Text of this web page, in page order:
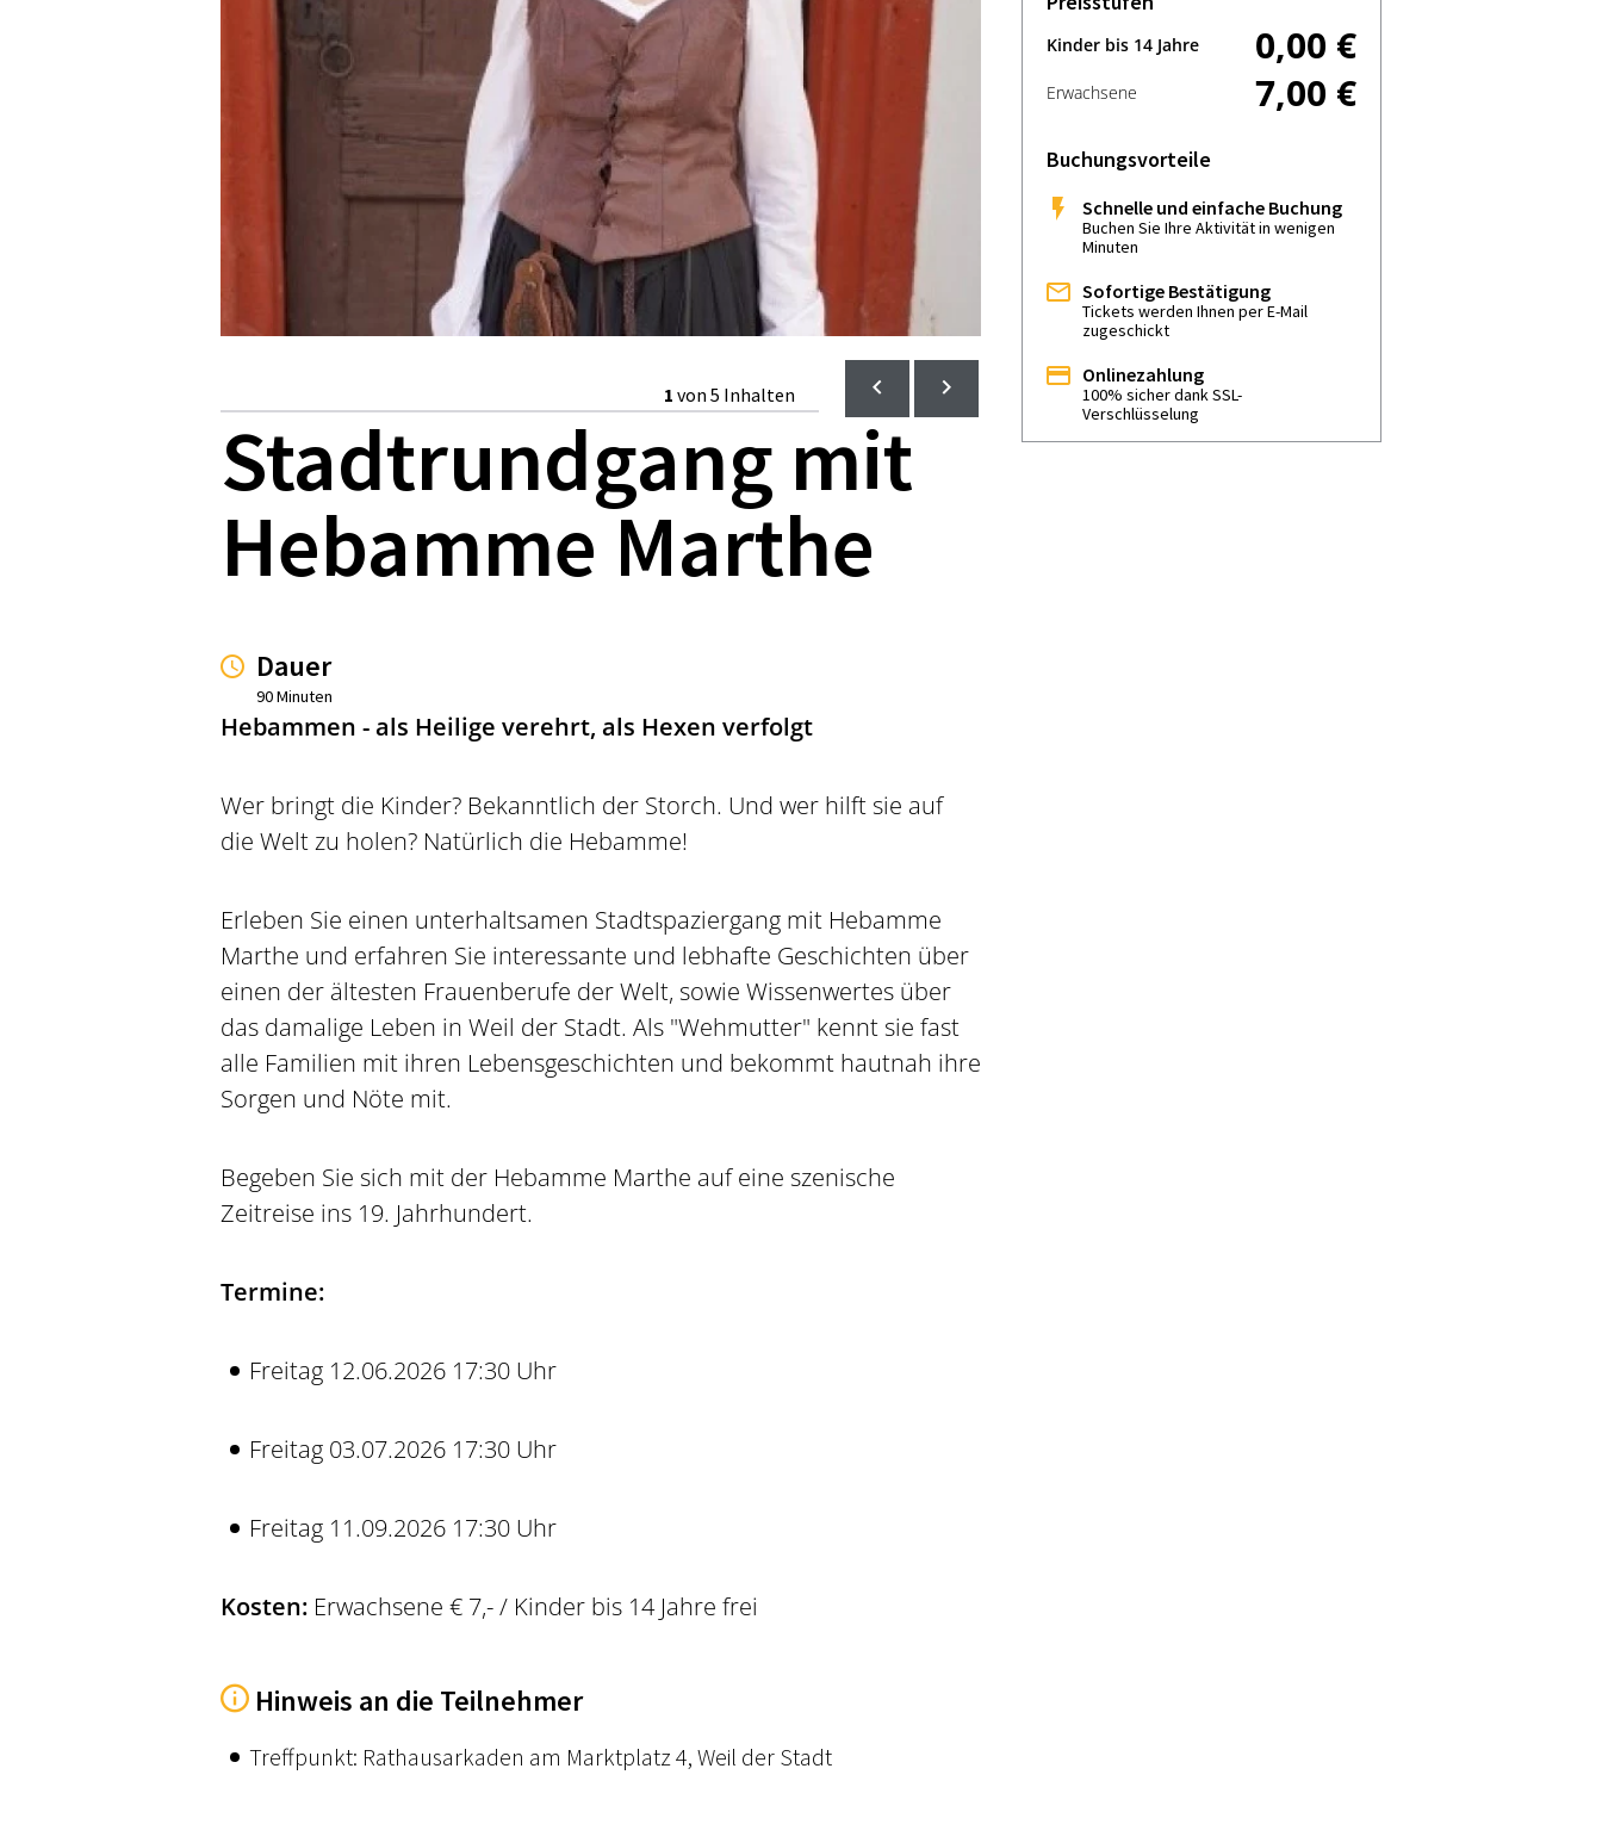
1 von 5 Inhalten
Stadtrundgang mit
Hebamme Marthe
Dauer
90 Minuten
Hebammen - als Heilige verehrt, als Hexen verfolgt
Wer bringt die Kinder? Bekanntlich der Storch. Und wer hilft sie auf
die Welt zu holen? Natürlich die Hebamme!
Erleben Sie einen unterhaltsamen Stadtspaziergang mit Hebamme
Marthe und erfahren Sie interessante und lebhafte Geschichten über
einen der ältesten Frauenberufe der Welt, sowie Wissenwertes über
das damalige Leben in Weil der Stadt. Als "Wehmutter" kennt sie fast
alle Familien mit ihren Lebensgeschichten und bekommt hautnah ihre
Sorgen und Nöte mit.
Begeben Sie sich mit der Hebamme Marthe auf eine szenische
Zeitreise ins 19. Jahrhundert.
Termine:
Freitag 12.06.2026 17:30 Uhr
Freitag 03.07.2026 17:30 Uhr
Freitag 11.09.2026 17:30 Uhr
Kosten:Erwachsene € 7,- / Kinder bis 14 Jahre frei
Hinweis an die Teilnehmer
Treffpunkt: Rathausarkaden am Marktplatz 4, Weil der Stadt
Kinder bis 14 Jahre 0,00 €
Erwachsene 7,00 €
Buchungsvorteile
Schnelle und einfache Buchung
Buchen Sie Ihre Aktivität in wenigen
Minuten
Sofortige Bestätigung
Tickets werden Ihnen per E-Mail
zugeschickt
Onlinezahlung
100% sicher dank SSL-
Verschlüsselung